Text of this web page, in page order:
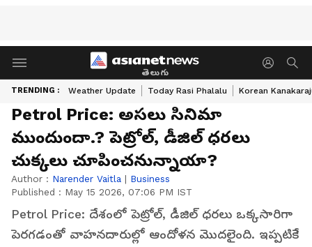
తెలుగు
TRENDING : Weather Update Today Rasi Phalalu Korean
Petrol Price: అస‌లు సినిమా
ముందుందా.? పెట్రోల్‌, డీజిల్ ధ‌ర‌లు
చుక్క‌లు చూపించ‌నున్నాయా?
Author : Narender Vaitla | Business
Published : May 15 2026, 07:06 PM IST
Petrol Price: దేశంలో పెట్రోల్, డీజిల్ ధరలు ఒక్కసారిగా
పెరగడంతో వాహనదారుల్లో ఆందోళన మొదలైంది. ఇప్ప‌టికే